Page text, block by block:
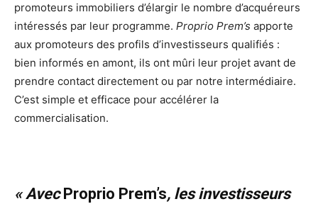
promoteurs immobiliers d’élargir le nombre d’acquéreurs
intéressés par leur programme. Proprio Prem’s apporte
aux promoteurs des profils d’investisseurs qualifiés :
bien informés en amont, ils ont mûri leur projet avant de
prendre contact directement ou par notre intermédiaire.
C’est simple et efficace pour accélérer la
commercialisation.
« Avec Proprio Prem’s, les investisseurs